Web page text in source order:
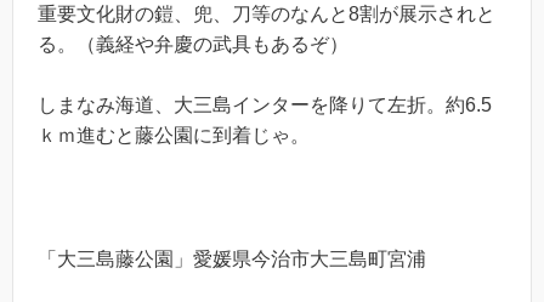
重要文化財の鎧、兜、刀等のなんと8割が展示されと
る。（義経や弁慶の武具もあるぞ）
しまなみ海道、大三島インターを降りて左折。約6.5
ｋｍ進むと藤公園に到着じゃ。
「大三島藤公園」愛媛県今治市大三島町宮浦